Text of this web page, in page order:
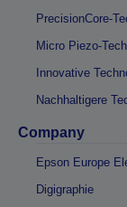
PrecisionCore-
Micro Piezo-
Innovative
Nachhaltigere
Company
Epson Europe
Digigraphie